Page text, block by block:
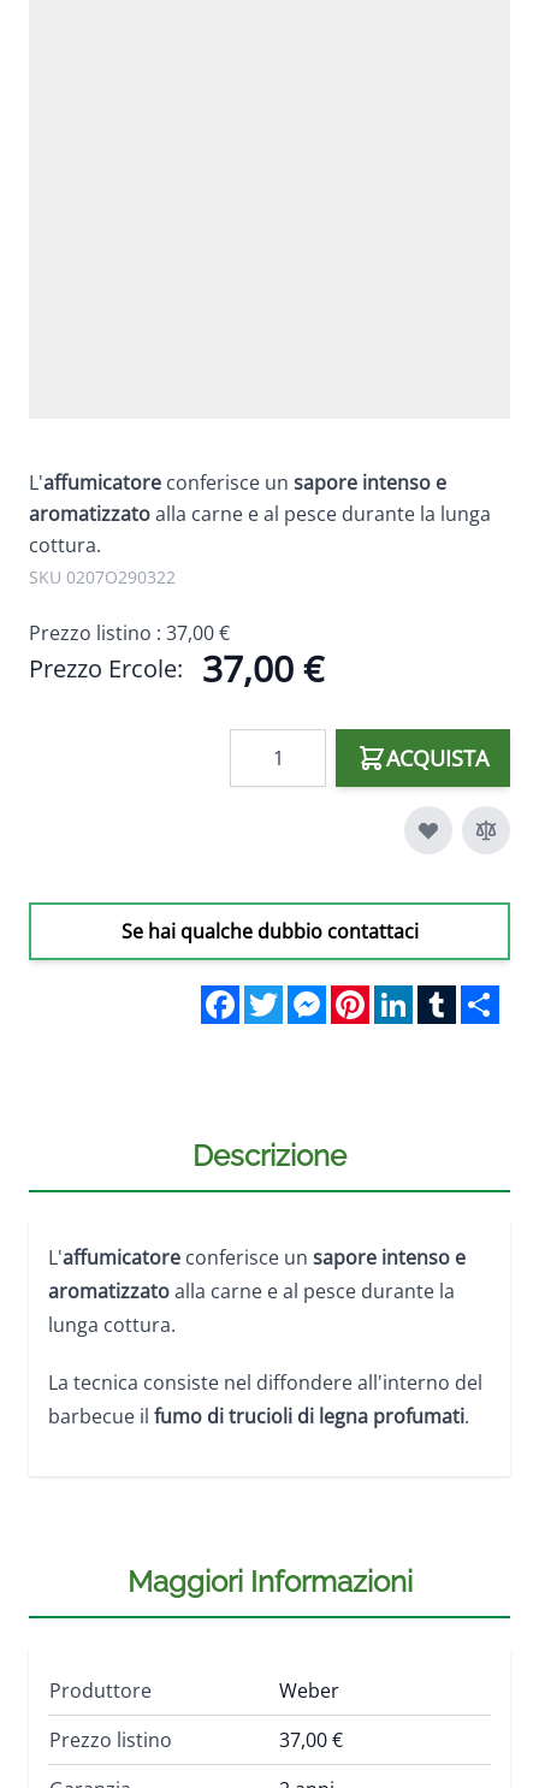
L'affumicatore conferisce un sapore intenso e
aromatizzatoalla carne e al pesce durante la lunga
cottura.
SKU 0207O290322
Prezzo listino : 37,00 €
Prezzo Ercole: 37,00 €
ACQUISTA
Se hai qualche dubbio contattaci
FacebookTwitterMessengerPinterestLinkedInTumblr
Descrizione
L'affumicatore conferisce un sapore intenso e
aromatizzatoalla carne e al pesce durante la
lunga cottura.
La tecnica consiste nel diffondere all'interno del
barbecue il fumo di trucioli di legna profumati.
Maggiori Informazioni
Produttore
Weber
Prezzo listino
37,00 €